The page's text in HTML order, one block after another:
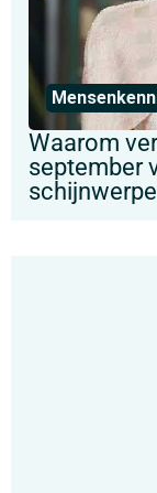
Waarom
september